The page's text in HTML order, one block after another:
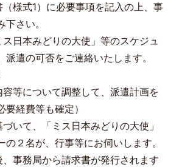
様式1）に必要事項を記入の上、事
さい。
日本みどりの大使」等のスケジュ
派遣の可否をご連絡いたします。
等について調整して、派遣計画を
経費等も確定）
いて、「ミス日本みどりの大使」
の２名が、行事等にお伺いします。
事務局から請求書が発行されます